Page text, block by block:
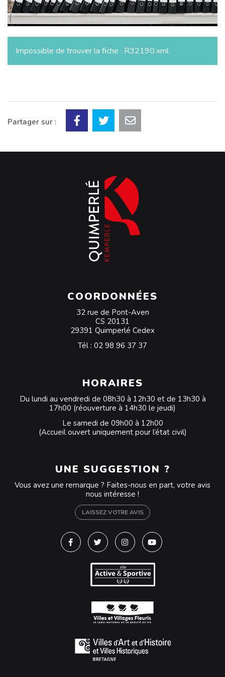
Impossible de trouver la fiche : R32190.xml
Partager sur :
COORDONNÉES
32 rue de Pont-Aven
CS 20131
29391 Quimperlé Cedex
Tél : 02 98 96 37 37
HORAIRES
Du lundi au vendredi de 08h30 à 12h30 et de 13h30 à
17h00 (réouverture à 14h30 le jeudi)
Le samedi de 09h00 à 12h00
(Accueil ouvert uniquement pour l’état civil)
UNE SUGGESTION ?
Vous avez une remarque ? Faites-nous en part, votre avis
nous intéresse !
LAISSEZ VOTRE AVIS
Lien vers le compte Facebook
Lien vers le compte Twitter
Lien vers le compte
Lien vers la chaîne